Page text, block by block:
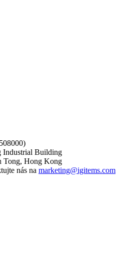
Industrial Building
Tong, Hong Kong
nás na marketing@igitems.com